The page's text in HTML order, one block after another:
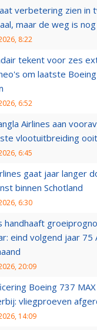
verbetering zien in
maar de weg is
8:22
tekent voor zes
om laatste
6:52
Airlines aan
vlootuitbreiding ooit
6:45
gaat jaar langer
binnen Schotland
6:30
handhaaft
eind volgend jaar 75
20:09
Boeing 737
vliegproeven
14:09